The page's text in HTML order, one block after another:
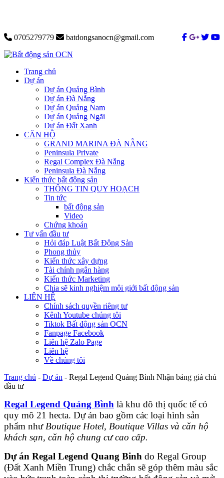
0705279779 batdongsanocn@gmail.com
Trang chủ
Dự án
Dự án Quảng Bình
Dự án Đà Nẵng
Dự án Quảng Nam
Dự án Quảng Ngãi
Dự án Đất Xanh
CĂN HỘ
GRAND MARINA ĐÀ NẴNG
Peninsula Private
Regal Complex Đà Nẵng
Peninsula Đà Nẵng
Kiến thức bất động sản
THÔNG TIN QUY HOẠCH
Tin tức
bất động sản
Video
Chứng khoán
Tư vấn đầu tư
Hỏi đáp Luật Bất Động Sản
Phong thủy
Kiến thức xây dựng
Tài chính ngân hàng
Kiến thức Marketing
Chia sẽ kinh nghiệm môi giới bất động sản
LIÊN HỆ
Chính sách quyền riêng tư
Kênh Youtube chúng tôi
Tiktok Bất động sản OCN
Fanpage Facebook
Liên hệ Zalo Page
Liên hệ
Về chúng tôi
Trang chủ - Dự án - Regal Legend Quảng Bình Nhận bảng giá chủ
đầu tư
Regal Legend Quảng Bình là khu đô thị quốc tế có
quy mô 21 hecta. Dự án bao gồm các loại hình sản
phẩm như Boutique Hotel, Boutique Villas và căn hộ
khách sạn, căn hộ chung cư cao cấp.
Dự án Regal Legend Quang Binh do Regal Group
(Đất Xanh Miền Trung) chắc chắn sẽ góp thêm màu sắc